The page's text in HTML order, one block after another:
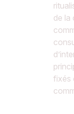
de la
fixés